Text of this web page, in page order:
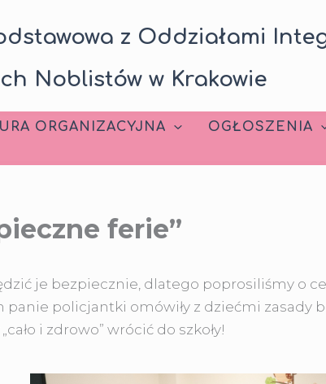
z Oddziałami
Noblistów w Krakowie
ORGANIZACYJNA OGŁOSZENIA
ferie”
je bezpiecznie, dlatego poprosiliśmy o
panie policjantki omówiły z dziećmi zasady
i zdrowo” wrócić do szkoły!